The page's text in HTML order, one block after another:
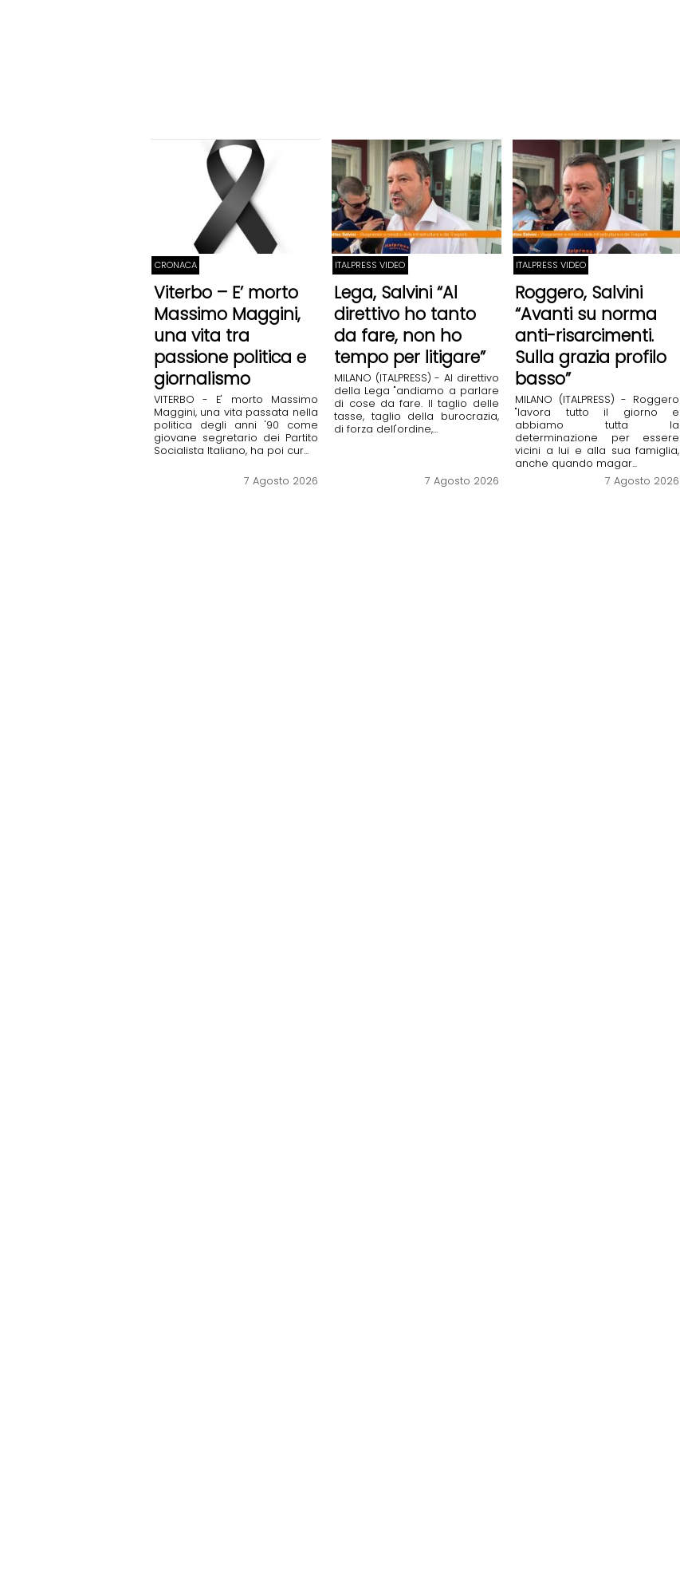
CRONACA
Viterbo – E’ morto
Massimo Maggini,
una vita tra
passione politica e
giornalismo
VITERBO - E' morto Massimo
Maggini, una vita passata nella
politica degli anni '90 come
giovane segretario dei Partito
Socialista Italiano, ha poi cur...
7 Agosto 2026
ITALPRESS VIDEO
Lega, Salvini “Al
direttivo ho tanto
da fare, non ho
tempo per litigare”
MILANO (ITALPRESS) - Al direttivo
della Lega "andiamo a parlare
di cose da fare. Il taglio delle
tasse, taglio della burocrazia,
di forza dell'ordine,...
7 Agosto 2026
ITALPRESS VIDEO
Roggero, Salvini
“Avanti su norma
anti-risarcimenti.
Sulla grazia profilo
basso”
MILANO (ITALPRESS) - Roggero
"lavora tutto il giorno e
abbiamo tutta la
determinazione per essere
vicini a lui e alla sua famiglia,
anche quando magar...
7 Agosto 2026